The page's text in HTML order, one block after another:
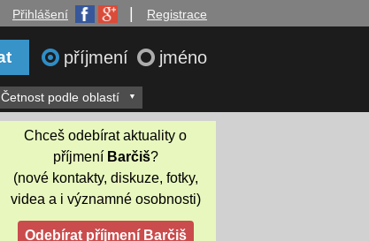
Přihlášení Registrace
příjmení jméno
Četnost podle oblastí
Chceš odebírat aktuality o
příjmení Barčiš?
(nové kontakty, diskuze, fotky,
videa a i významné osobnosti)